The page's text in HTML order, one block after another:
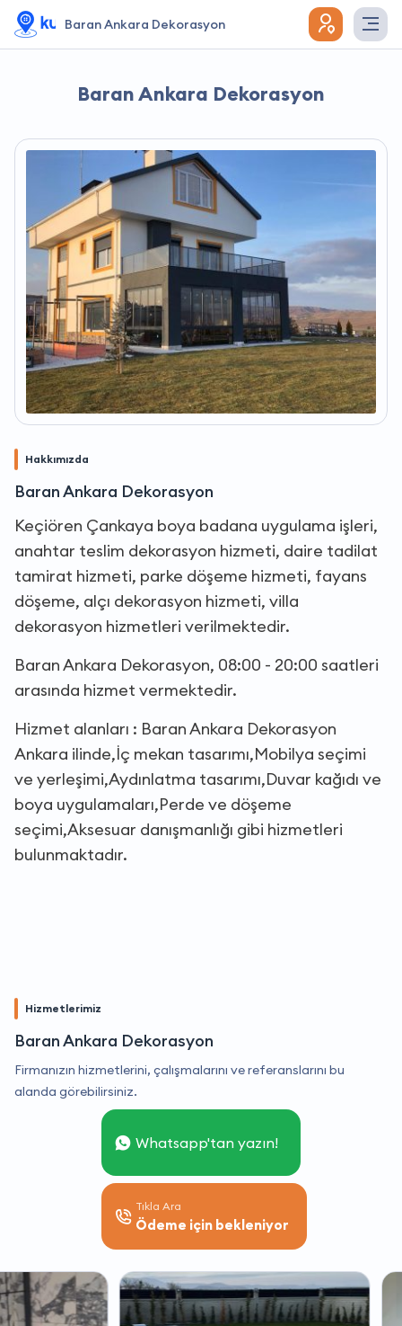
Baran Ankara Dekorasyon
Baran Ankara Dekorasyon
Hakkımızda
Baran Ankara Dekorasyon
Keçiören Çankaya boya badana uygulama işleri,
anahtar teslim dekorasyon hizmeti, daire tadilat
tamirat hizmeti, parke döşeme hizmeti, fayans
döşeme, alçı dekorasyon hizmeti, villa
dekorasyon hizmetleri verilmektedir.
Baran Ankara Dekorasyon, 08:00 - 20:00 saatleri
arasında hizmet vermektedir.
Hizmet alanları : Baran Ankara Dekorasyon
Ankara ilinde,İç mekan tasarımı,Mobilya seçimi
ve yerleşimi,Aydınlatma tasarımı,Duvar kağıdı ve
boya uygulamaları,Perde ve döşeme
seçimi,Aksesuar danışmanlığı gibi hizmetleri
bulunmaktadır.
Hizmetlerimiz
Baran Ankara Dekorasyon
Firmanızın hizmetlerini, çalışmalarını ve referanslarını bu
alanda görebilirsiniz.
Whatsapp'tan yazın!
Tıkla Ara
Ödeme için bekleniyor